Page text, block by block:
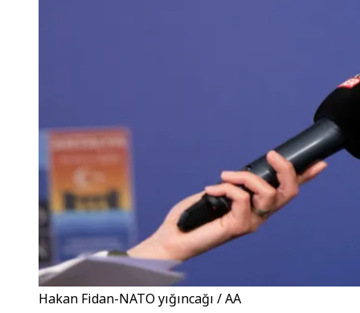
Hakan Fidan-NATO yığıncağı / AA